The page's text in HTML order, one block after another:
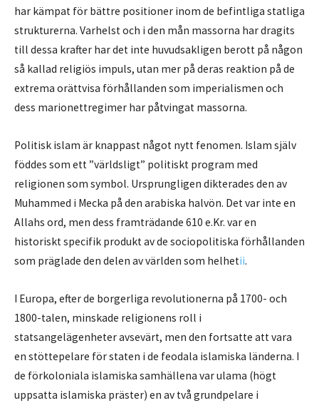
har kämpat för bättre positioner inom de befintliga statliga
strukturerna. Varhelst och i den mån massorna har dragits
till dessa krafter har det inte huvudsakligen berott på någon
så kallad religiös impuls, utan mer på deras reaktion på de
extrema orättvisa förhållanden som imperialismen och
dess marionettregimer har påtvingat massorna.
Politisk islam är knappast något nytt fenomen. Islam själv
föddes som ett ”världsligt” politiskt program med
religionen som symbol. Ursprungligen dikterades den av
Muhammed i Mecka på den arabiska halvön. Det var inte en
Allahs ord, men dess framträdande 610 e.Kr. var en
historiskt specifik produkt av de sociopolitiska förhållanden
som präglade den delen av världen som helhetii.
I Europa, efter de borgerliga revolutionerna på 1700- och
1800-talen, minskade religionens roll i
statsangelägenheter avsevärt, men den fortsatte att vara
en stöttepelare för staten i de feodala islamiska länderna. I
de förkoloniala islamiska samhällena var ulama (högt
uppsatta islamiska präster) en av två grundpelare i